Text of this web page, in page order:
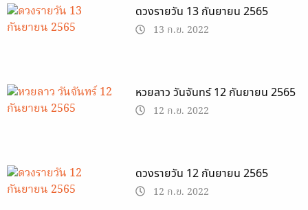
ดวงรายวัน 13 กันยายน 2565
13 ก.ย. 2022
หวยลาว วันจันทร์ 12 กันยายน 2565
12 ก.ย. 2022
ดวงรายวัน 12 กันยายน 2565
12 ก.ย. 2022